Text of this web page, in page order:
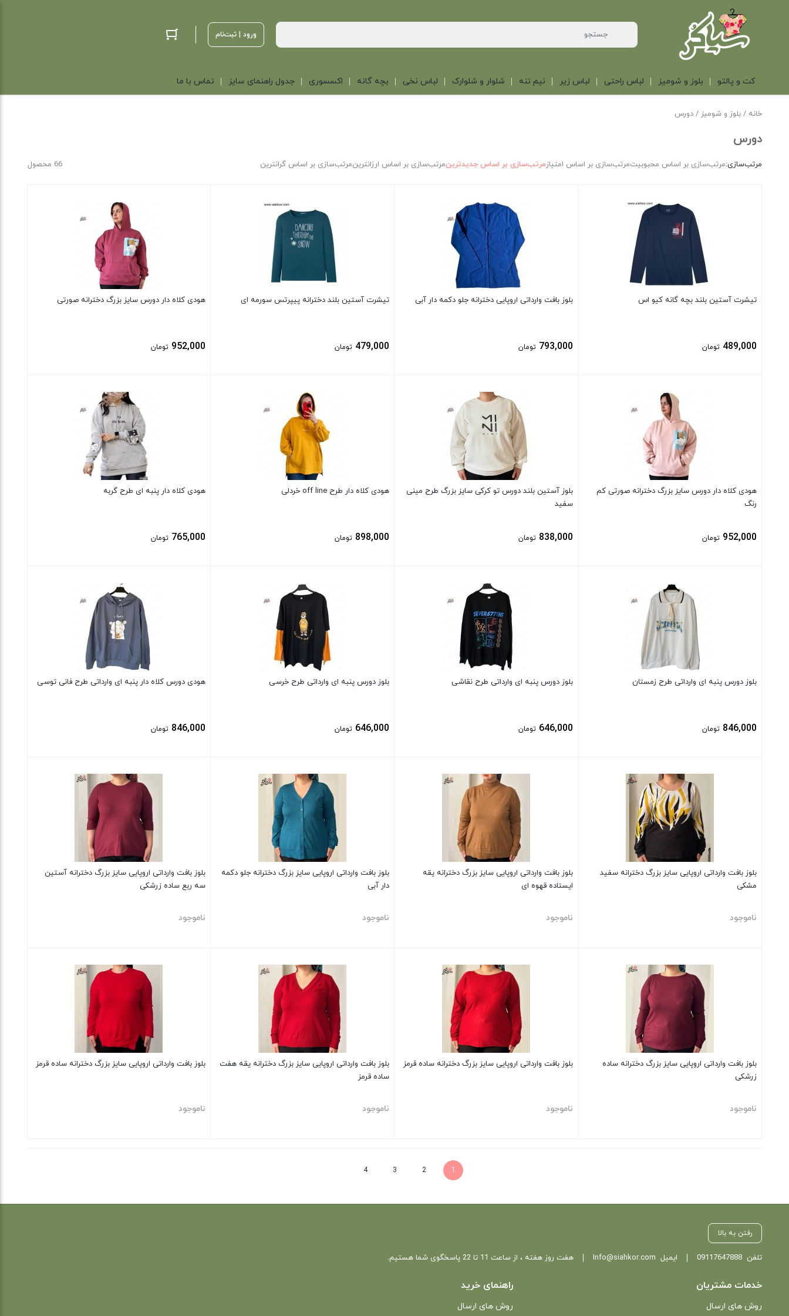
ورود | ثبت‌نام
کت و پالتو بلوز و شومیز لباس راحتی لباس زیر نیم تنه شلوار و شلوارک لباس نخی بچه گانه اکسسوری جدول راهنمای سایز تماس با ما
خانه /بلوز و شومیز / دورس
دورس
66 محصول مرتب‌سازی:مرتب‌سازی بر اساس محبوبیتمرتب‌سازی بر اساس امتیازمرتب‌سازی بر اساس جدیدترینمرتب‌سازی بر اساس ارزانترینمرتب‌سازی بر اساس گرانترین
تیشرت آستین بلند بچه گانه کیو اس
489,000 تومان
بلوز بافت وارداتی اروپایی دخترانه جلو دکمه دار آبی
793,000 تومان
تیشرت آستین بلند دخترانه پیپرتس سورمه ای
479,000 تومان
هودی کلاه دار دورس سایز بزرگ دخترانه صورتی
952,000 تومان
هودی کلاه دار دورس سایز بزرگ دخترانه صورتی کم
رنگ
952,000 تومان
بلوز آستین بلند دورس تو کرکی سایز بزرگ طرح مینی
سفید
838,000 تومان
هودی کلاه دار طرح off line خردلی
898,000 تومان
هودی کلاه دار پنبه ای طرح گربه
765,000 تومان
بلوز دورس پنبه ای وارداتی طرح زمستان
846,000 تومان
بلوز دورس پنبه ای وارداتی طرح نقاشی
646,000 تومان
بلوز دورس پنبه ای وارداتی طرح خرسی
646,000 تومان
هودی دورس کلاه دار پنبه ای وارداتی طرح فانی توسی
846,000 تومان
بلوز بافت وارداتی اروپایی سایز بزرگ دخترانه سفید
مشکی
ناموجود
بلوز بافت وارداتی اروپایی سایز بزرگ دخترانه یقه
ایستاده قهوه ای
ناموجود
بلوز بافت وارداتی اروپایی سایز بزرگ دخترانه جلو دکمه
دار آبی
ناموجود
بلوز بافت وارداتی اروپایی سایز بزرگ دخترانه آستین
سه ربع ساده زرشکی
ناموجود
بلوز بافت وارداتی اروپایی سایز بزرگ دخترانه ساده
زرشکی
ناموجود
بلوز بافت وارداتی اروپایی سایز بزرگ دخترانه ساده قرمز
ناموجود
بلوز بافت وارداتی اروپایی سایز بزرگ دخترانه یقه هفت
ساده قرمز
ناموجود
بلوز بافت وارداتی اروپایی سایز بزرگ دخترانه ساده قرمز
ناموجود
1
2
3
4
رفتن به بالا
تلفن09117647888 ایمیل Info@siahkor.com هفت روز هفته ، از ساعت 11 تا 22 پاسخگوی شما هستیم.
خدمات مشتریان
روش های ارسال
راهنمای خرید
روش های ارسال